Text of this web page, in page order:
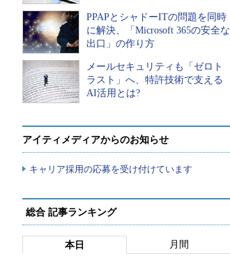
PPAPとシャドーITの問題を同時
に解決、「Microsoft 365の安全な
出口」の作り方
メールセキュリティも「ゼロト
ラスト」へ、特許技術で支える
AI活用とは?
アイティメディアからのお知らせ
キャリア採用の応募を受け付けています
総合 記事ランキング
本日 月間